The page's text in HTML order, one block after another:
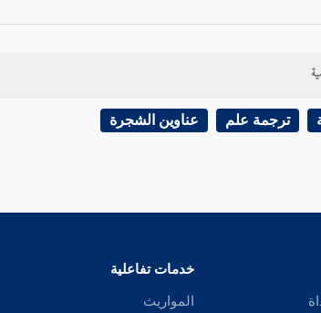
ترجمة علم عناوين الشجرة
خدمات تفاعلية
المواريث